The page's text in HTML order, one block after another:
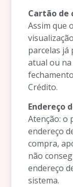
Cartão de
Assim que
parcelas já
atual ou
Crédito.
Endereço
Atenção: o
endereço
compra,
não
endereço
sistema.